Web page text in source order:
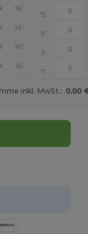
16.11
15
16.11
9
16.11
3
16.11
7
inkl. MwSt.: 0.00